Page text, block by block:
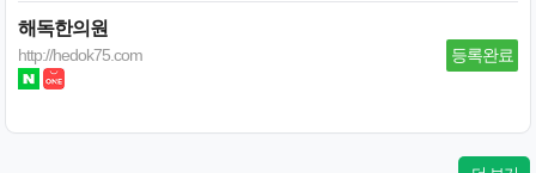
해독한의원
http://hedok75.com 등록완료